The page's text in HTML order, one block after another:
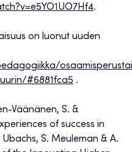
.
on luonut uuden
#6881fca5 .
Väänänen, S. &
of success in
S. Meuleman & A.